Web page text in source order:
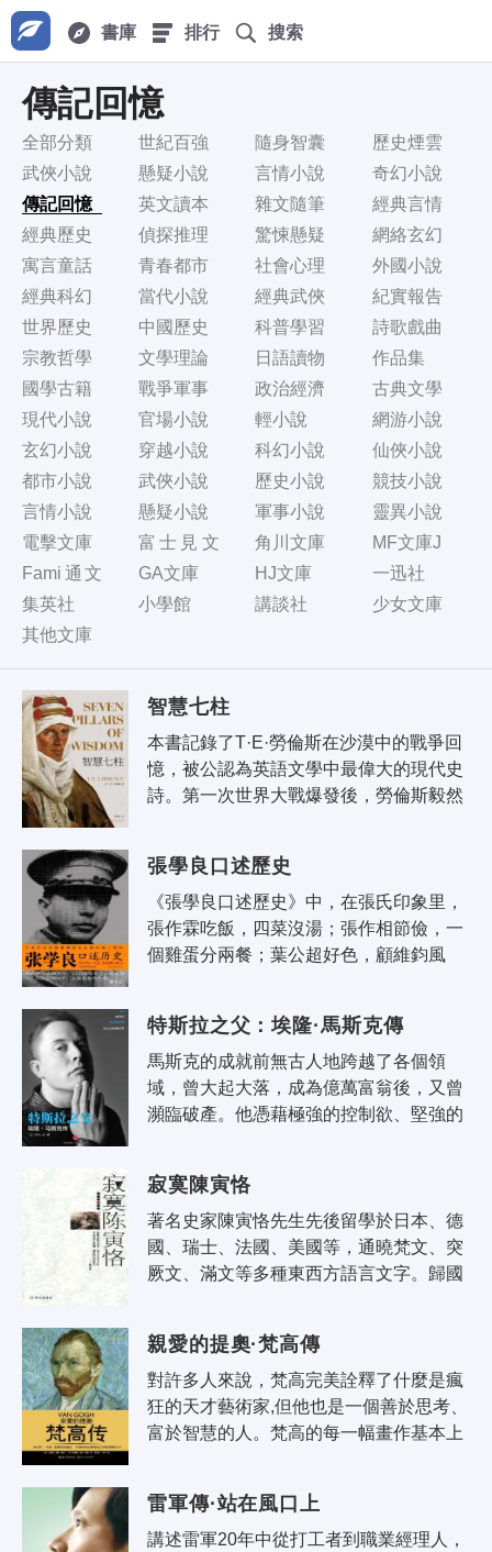
書庫 排行 搜索
傳記回憶
全部分類 世紀百強 隨身智囊
歷史煙雲
武俠小說
懸疑小說 言情小說
奇幻小說
傳記回憶
英文讀本 雜文隨筆
經典言情
經典歷史
偵探推理 驚悚懸疑
網絡玄幻
寓言童話
青春都市 社會心理
外國小說
經典科幻
當代小說 經典武俠
紀實報告
世界歷史
中國歷史 科普學習
詩歌戲曲
宗教哲學
文學理論 日語讀物
作品集
國學古籍
戰爭軍事 政治經濟
古典文學
現代小說
官場小說 輕小說
網游小說
玄幻小說
穿越小說 科幻小說
仙俠小說
都市小說
武俠小說 歷史小說
競技小說
言情小說
懸疑小說 軍事小說
靈異小說
電擊文庫
富士見文
庫
角川文庫
MF文庫J
Fami通文
庫
GA文庫 HJ文庫
一迅社
集英社
小學館 講談社
少女文庫
其他文庫
智慧七柱
本書記錄了T·E·勞倫斯在沙漠中的戰爭回
憶，被公認為英語文學中最偉大的現代史
詩。第一次世界大戰爆發後，勞倫斯毅然
張學良口述歷史
《張學良口述歷史》中，在張氏印象里，
張作霖吃飯，四菜沒湯；張作相節儉，一
個雞蛋分兩餐；葉公超好色，顧維鈞風
中..
特斯拉之父：埃隆·馬斯克傳
馬斯克的成就前無古人地跨越了各個領
域，曾大起大落，成為億萬富翁後，又曾
瀕臨破產。他憑藉極強的控制欲、堅強的
斯..
寂寞陳寅恪
著名史家陳寅恪先生先後留學於日本、德
國、瑞士、法國、美國等，通曉梵文、突
厥文、滿文等多種東西方語言文字。歸國
於..
親愛的提奧·梵高傳
對許多人來說，梵高完美詮釋了什麼是瘋
狂的天才藝術家,但他也是一個善於思考、
富於智慧的人。梵高的每一幅畫作基本上
雷軍傳·站在風口上
講述雷軍20年中從打工者到職業經理人，